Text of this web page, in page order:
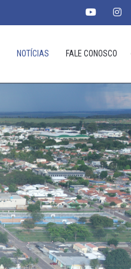
NOTÍCIAS FALE CONOSCO